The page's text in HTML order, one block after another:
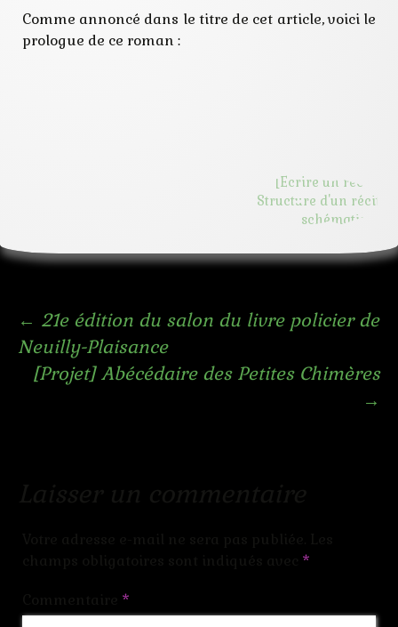
Comme annoncé dans le titre de cet article, voici le
prologue de ce roman :
Navigation
des
← 21e édition du salon du livre policier de
Neuilly-Plaisance
[Projet] Abécédaire des Petites Chimères
→
*
*